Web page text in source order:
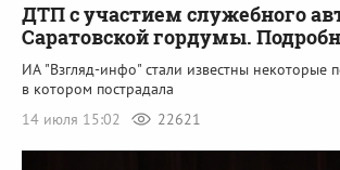
ДТП с участием служебного
Саратовской гордумы.
ИА "Взгляд-инфо" стали известны некоторые
в котором пострадала
14 июля 15:02
22621